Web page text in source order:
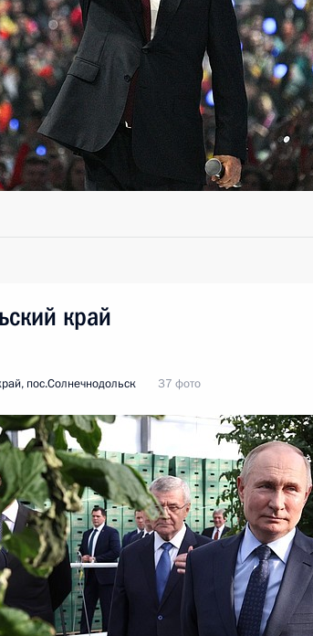
край
пос.Солнечнодольск 37 фото